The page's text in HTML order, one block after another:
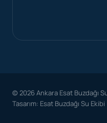
© 2026 Ankara Esat Buzdağı Su
Tasarım: Esat Buzdağı Su Ekibi